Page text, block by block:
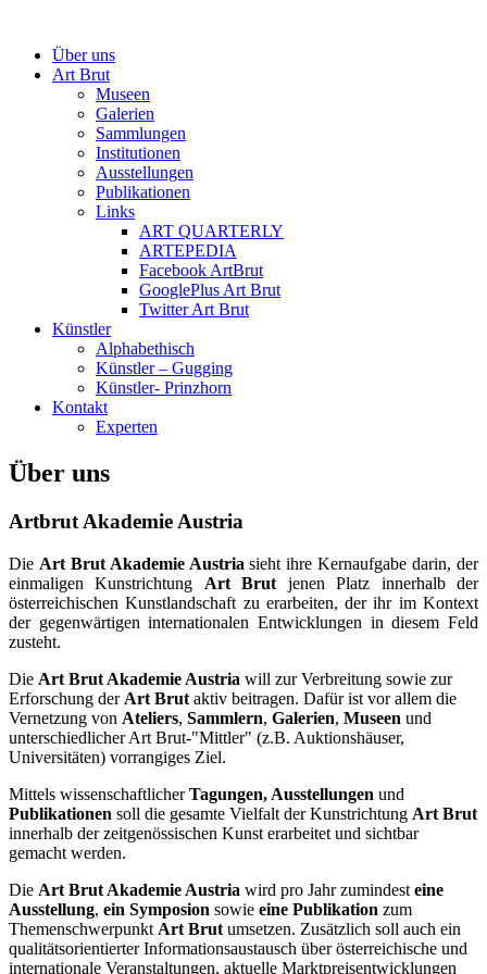
Über uns
Art Brut
Museen
Galerien
Sammlungen
Institutionen
Ausstellungen
Publikationen
Links
ART QUARTERLY
ARTEPEDIA
Facebook ArtBrut
GooglePlus Art Brut
Twitter Art Brut
Künstler
Alphabethisch
Künstler – Gugging
Künstler- Prinzhorn
Kontakt
Experten
Über uns
Artbrut Akademie Austria
Die Art Brut Akademie Austria sieht ihre Kernaufgabe darin, der
einmaligen Kunstrichtung Art Brut jenen Platz innerhalb der
österreichischen Kunstlandschaft zu erarbeiten, der ihr im Kontext
der gegenwärtigen internationalen Entwicklungen in diesem Feld
zusteht.
Die Art Brut Akademie Austria will zur Verbreitung sowie zur
Erforschung der Art Brut aktiv beitragen. Dafür ist vor allem die
Vernetzung von Ateliers, Sammlern, Galerien, Museen und
unterschiedlicher Art Brut-"Mittler" (z.B. Auktionshäuser,
Universitäten) vorrangiges Ziel.
Mittels wissenschaftlicherTagungen, Ausstellungen und
Publikationen soll die gesamte Vielfalt der Kunstrichtung Art Brut
innerhalb der zeitgenössischen Kunst erarbeitet und sichtbar
gemacht werden.
Die Art Brut Akademie Austria wird pro Jahr zumindest eine
Ausstellung, ein Symposion sowie eine Publikation zum
Themenschwerpunkt Art Brut umsetzen. Zusätzlich soll auch ein
qualitätsorientierter Informationsaustausch über österreichische und
internationale Veranstaltungen, aktuelle Marktpreisentwicklungen